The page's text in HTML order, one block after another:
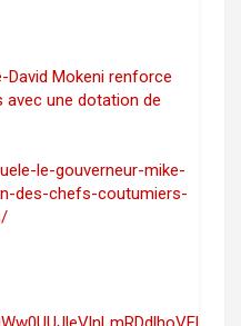
David Mokeni renforce
une dotation de
le-gouverneur-mike-
des-chefs-coutumiers-